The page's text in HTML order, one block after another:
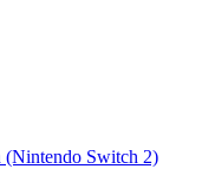
Switch 2)